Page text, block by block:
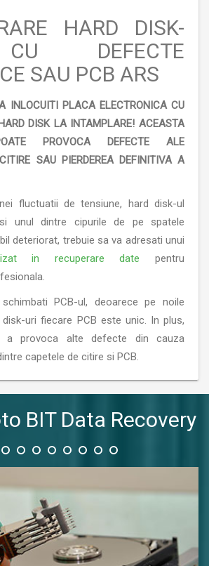
HARD DISK-
DEFECTE
SAU PCB ARS
INLOCUITI PLACA ELECTRONICA CU
DISK LA INTAMPLARE! ACEASTA
PROVOCA DEFECTE ALE
SAU PIERDEREA DEFINITIVA A
fluctuatii de tensiune, hard disk-ul
unul dintre cipurile de pe spatele
deteriorat, trebuie sa va adresati unui
in recuperare date pentru
PCB-ul, deoarece pe noile
uri fiecare PCB este unic. In plus,
a provoca alte defecte din cauza
capetele de citire si PCB.
BIT Data Recovery